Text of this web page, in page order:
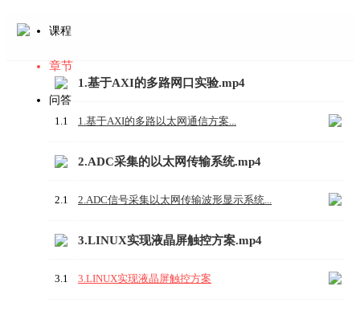
课程
章节
问答
1.基于AXI的多路网口实验.mp4
1.1 1.基于AXI的多路以太网通信方案...
2.ADC采集的以太网传输系统.mp4
2.1 2.ADC信号采集以太网传输波形显示系统...
3.LINUX实现液晶屏触控方案.mp4
3.1 3.LINUX实现液晶屏触控方案